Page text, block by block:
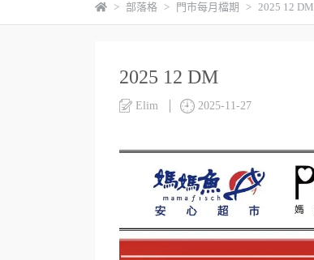
部落格 門市每月檔期 2025 12 DM
2025 12 DM
Elim 2025-11-27